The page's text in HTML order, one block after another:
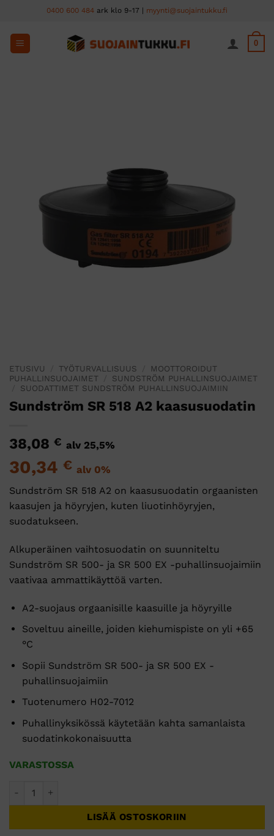
content
0400 600 484 ark klo 9-17 | myynti@suojaintukku.fi
0
ETUSIVU TYÖTURVALLISUUS
MOOTTOROIDUT
PUHALLINSUOJAIMET
SUNDSTRÖM PUHALLINSUOJAIMET
SUODATTIMET SUNDSTRÖM PUHALLINSUOJAIMIIN
Sundström SR 518 A2 kaasusuodatin
38,08 € alv 25,5%
30,34 € alv 0%
Sundström SR 518 A2 on kaasusuodatin orgaanisten
kaasujen ja höyryjen, kuten liuotinhöyryjen,
suodatukseen.
Alkuperäinen vaihtosuodatin on suunniteltu
Sundström SR 500- ja SR 500 EX -puhallinsuojaimiin
vaativaa ammattikäyttöä varten.
A2-suojaus orgaanisille kaasuille ja höyryille
Soveltuu aineille, joiden kiehumispiste on yli +65
°C
Sopii Sundström SR 500- ja SR 500 EX -
puhallinsuojaimiin
Tuotenumero H02-7012
Puhallinyksikössä käytetään kahta samanlaista
suodatinkokonaisuutta
VARASTOSSA
LISÄÄ OSTOSKORIIN